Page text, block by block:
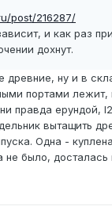
post/216287/
и как раз
дохнут.
древние, ну и в
портами лежит,
правда ерундой,
вытащить
Одна -
не было, досталась